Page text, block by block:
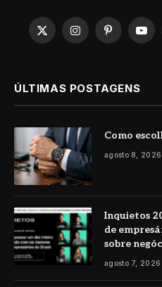
X
InstagramPinterest
ÚLTIMAS POSTAGENS
Como
agosto 8, 2026
Inquietos
de
sobre
agosto 7, 2026